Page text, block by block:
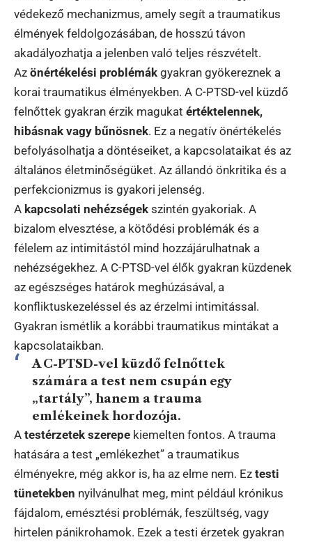
védekező mechanizmus, amely segít a traumatikus
élmények feldolgozásában, de hosszú távon
akadályozhatja a jelenben való teljes részvételt.
Az önértékelési problémák gyakran gyökereznek a
korai traumatikus élményekben. A C-PTSD-vel küzdő
felnőttek gyakran érzik magukat értéktelennek,
hibásnak vagy bűnösnek. Ez a negatív önértékelés
befolyásolhatja a döntéseiket, a kapcsolataikat és az
általános életminőségüket. Az állandó önkritika és a
perfekcionizmus is gyakori jelenség.
A kapcsolati nehézségek szintén gyakoriak. A
bizalom elvesztése, a kötődési problémák és a
félelem az intimitástól mind hozzájárulhatnak a
nehézségekhez. A C-PTSD-vel élők gyakran küzdenek
az egészséges határok meghúzásával, a
konfliktuskezeléssel és az érzelmi intimitással.
Gyakran ismétlik a korábbi traumatikus mintákat a
kapcsolataikban.
A C-PTSD-vel küzdő felnőttek
számára a test nem csupán egy
„tartály”, hanem a trauma
emlékeinek hordozója.
A testérzetek szerepe kiemelten fontos. A trauma
hatására a test „emlékezhet” a traumatikus
élményekre, még akkor is, ha az elme nem. Ez testi
tünetekben nyilvánulhat meg, mint például krónikus
fájdalom, emésztési problémák, feszültség, vagy
hirtelen pánikrohamok. Ezek a testi érzetek gyakran